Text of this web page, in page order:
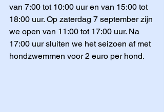
van 7:00 tot 10:00 uur en van 15:00 tot
18:00 uur. Op zaterdag 7 september zijn
we open van 11:00 tot 17:00 uur. Na
17:00 uur sluiten we het seizoen af met
hondzwemmen voor 2 euro per hond.